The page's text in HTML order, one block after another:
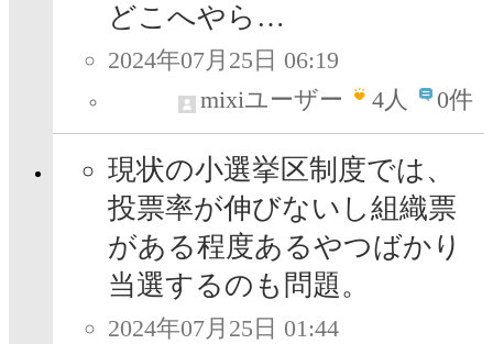
どこへやら…
2024年07月25日 06:19
mixiユーザー
4人 0件
現状の小選挙区制度では、
投票率が伸びないし組織票
がある程度あるやつばかり
当選するのも問題。
2024年07月25日 01:44